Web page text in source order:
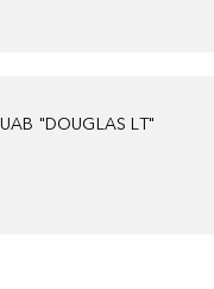
UAB "DOUGLAS LT"